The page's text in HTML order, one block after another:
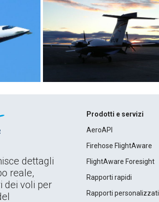
dettagli
reale,
dei voli per
Prodotti e servizi
AeroAPI
Firehose FlightAware
FlightAware Foresight
Rapporti rapidi
Rapporti personalizzati